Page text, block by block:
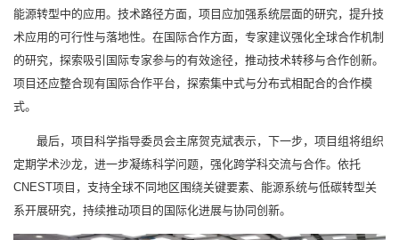
能源转型中的应用。技术路径方面，项目应加强系统层面的研究，提升技
术应用的可行性与落地性。在国际合作方面，专家建议强化全球合作机制
的研究，探索吸引国际专家参与的有效途径，推动技术转移与合作创新。
项目还应整合现有国际合作平台，探索集中式与分布式相配合的合作模
式。
最后，项目科学指导委员会主席贺克斌表示，下一步，项目组将组织
定期学术沙龙，进一步凝练科学问题，强化跨学科交流与合作。依托
CNEST项目，支持全球不同地区围绕关键要素、能源系统与低碳转型关
系开展研究，持续推动项目的国际化进展与协同创新。